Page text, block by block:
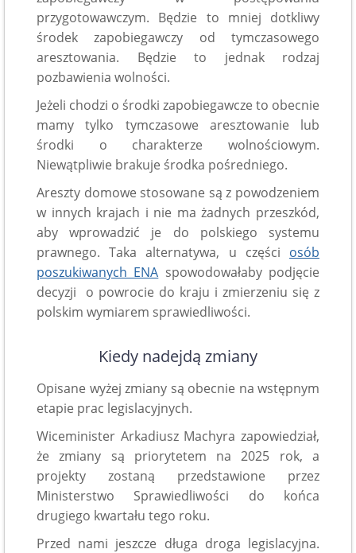
przygotowawczym. Będzie to mniej dotkliwy
środek zapobiegawczy od tymczasowego
aresztowania. Będzie to jednak rodzaj
pozbawienia wolności.
Jeżeli chodzi o środki zapobiegawcze to obecnie
mamy tylko tymczasowe aresztowanie lub
środki o charakterze wolnościowym.
Niewątpliwie brakuje środka pośredniego.
Areszty domowe stosowane są z powodzeniem
w innych krajach i nie ma żadnych przeszkód,
aby wprowadzić je do polskiego systemu
prawnego. Taka alternatywa, u części osób
poszukiwanych ENA spowodowałaby podjęcie
decyzji o powrocie do kraju i zmierzeniu się z
polskim wymiarem sprawiedliwości.
Kiedy nadejdą zmiany
Opisane wyżej zmiany są obecnie na wstępnym
etapie prac legislacyjnych.
Wiceminister Arkadiusz Machyra zapowiedział,
że zmiany są priorytetem na 2025 rok, a
projekty zostaną przedstawione przez
Ministerstwo Sprawiedliwości do końca
drugiego kwartału tego roku.
Przed nami jeszcze długa droga legislacyjna.